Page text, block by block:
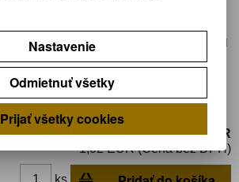
Termín dodania(prac.dni)-platí pre sklad
Ihla: oceľová; 0,5"; Rozmer: 25; rovná;
1,25 EUR
1,02 EUR (Cena bez DPH)
ks
Nastavenie
Odmietnuť všetky
Prijať všetky cookies